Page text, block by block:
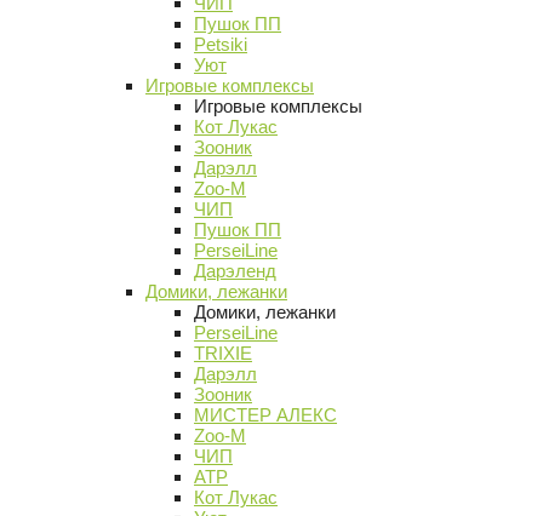
Пушок ПП
Petsiki
Уют
Игровые комплексы
Игровые комплексы
Кот Лукас
Зооник
Дарэлл
Zoo-M
ЧИП
Пушок ПП
PerseiLine
Дарэленд
Домики, лежанки
Домики, лежанки
PerseiLine
TRIXIE
Дарэлл
Зооник
МИСТЕР АЛЕКС
Zoo-M
ЧИП
АТР
Кот Лукас